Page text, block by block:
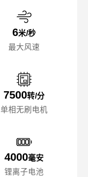
6米/秒
最大风速
7500转/分
单相无刷电机
4000毫安
锂离子电池